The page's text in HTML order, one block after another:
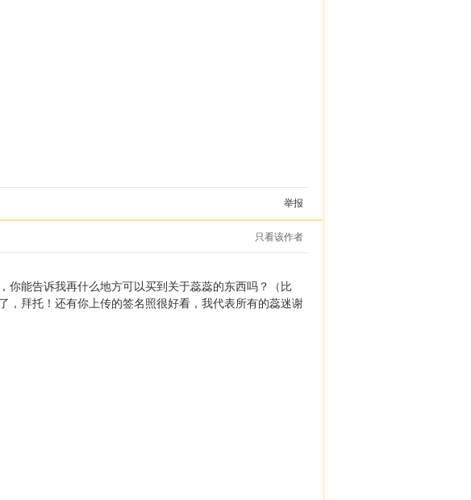
举报
只看该作者
你能告诉我再什么地方可以买到关于蕊蕊的东西吗？（比
，拜托！还有你上传的签名照很好看，我代表所有的蕊迷谢